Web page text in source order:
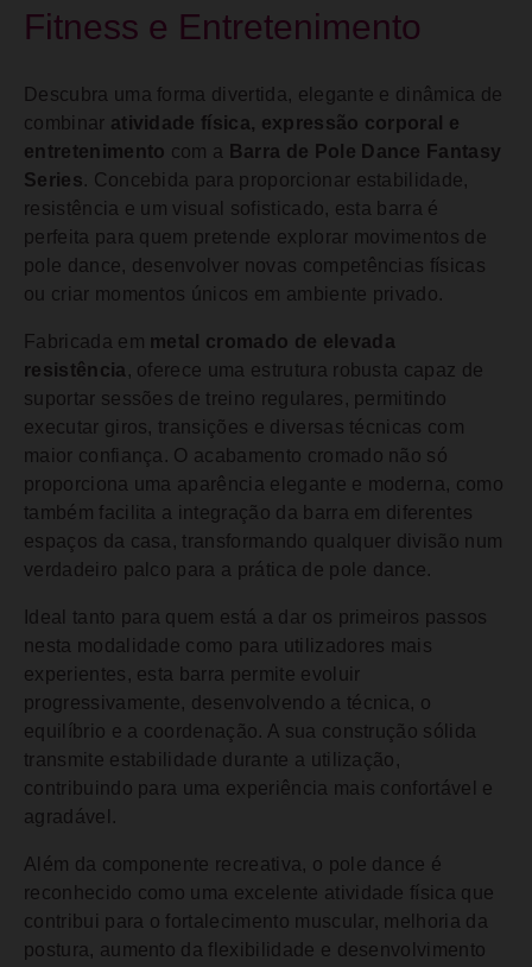
Fitness e Entretenimento
Descubra uma forma divertida, elegante e dinâmica de
combinar atividade física, expressão corporal e
entretenimento com a
Barra de Pole Dance Fantasy
Series. Concebida para proporcionar estabilidade,
resistência e um visual sofisticado, esta barra é
perfeita para quem pretende explorar movimentos de
pole dance, desenvolver novas competências físicas
ou criar momentos únicos em ambiente privado.
Fabricada em metal cromado de elevada
resistência , oferece uma estrutura robusta capaz de
suportar sessões de treino regulares, permitindo
executar giros, transições e diversas técnicas com
maior confiança. O acabamento cromado não só
proporciona uma aparência elegante e moderna, como
também facilita a integração da barra em diferentes
espaços da casa, transformando qualquer divisão num
verdadeiro palco para a prática de pole dance.
Ideal tanto para quem está a dar os primeiros passos
nesta modalidade como para utilizadores mais
experientes, esta barra permite evoluir
progressivamente, desenvolvendo a técnica, o
equilíbrio e a coordenação. A sua construção sólida
transmite estabilidade durante a utilização,
contribuindo para uma experiência mais confortável e
agradável.
Além da componente recreativa, o pole dance é
reconhecido como uma excelente atividade física que
contribui para o fortalecimento muscular, melhoria da
postura, aumento da flexibilidade e desenvolvimento